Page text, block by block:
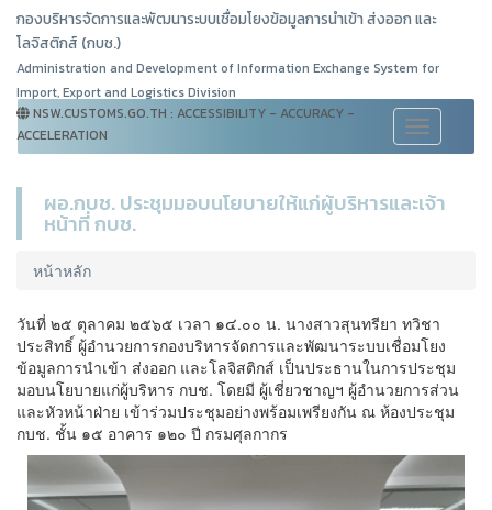
กองบริหารจัดการและพัฒนาระบบเชื่อมโยงข้อมูลการนำเข้า ส่งออก และ
โลจิสติกส์ (กบช.)
Administration and Development of Information Exchange System for
Import, Export and Logistics Division
NSW.CUSTOMS.GO.TH : ACCESSIBILITY - ACCURACY -
ACCELERATION
Toggle
navigation
ผอ.กบช. ประชุมมอบนโยบายให้แก่ผู้บริหารและเจ้า
หน้าที่ กบช.
หน้าหลัก
วันที่ ๒๕ ตุลาคม ๒๕๖๕ เวลา ๑๔.๐๐ น. นางสาวสุนทรียา ทวิชา
ประสิทธิ์ ผู้อำนวยการกองบริหารจัดการและพัฒนาระบบเชื่อมโยง
ข้อมูลการนำเข้า ส่งออก และโลจิสติกส์ เป็นประธานในการประชุม
มอบนโยบายแก่ผู้บริหาร กบช. โดยมี ผู้เชี่ยวชาญฯ ผู้อำนวยการส่วน
และหัวหน้าฝ่าย เข้าร่วมประชุมอย่างพร้อมเพรียงกัน ณ ห้องประชุม
กบช. ชั้น ๑๕ อาคาร ๑๒๐ ปี กรมศุลกากร